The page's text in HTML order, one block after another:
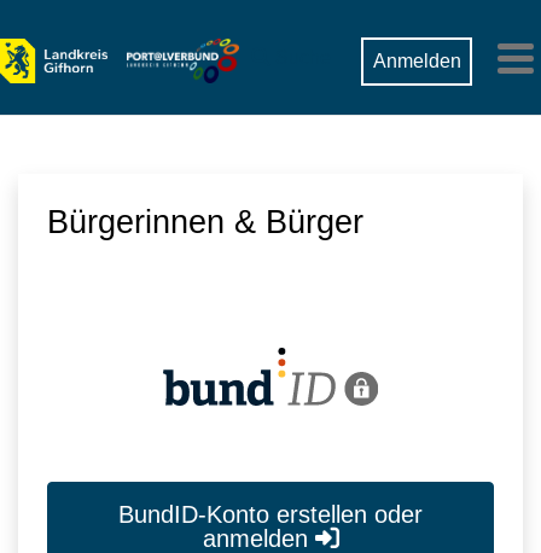
Anmelden
Bürgerinnen & Bürger
BundID-Konto erstellen oder
anmelden